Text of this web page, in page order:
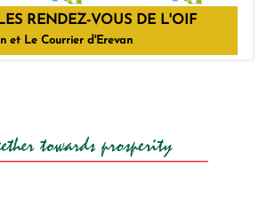
RENDEZ-VOUS DE L'OIF
et Le Courrier d'Erevan